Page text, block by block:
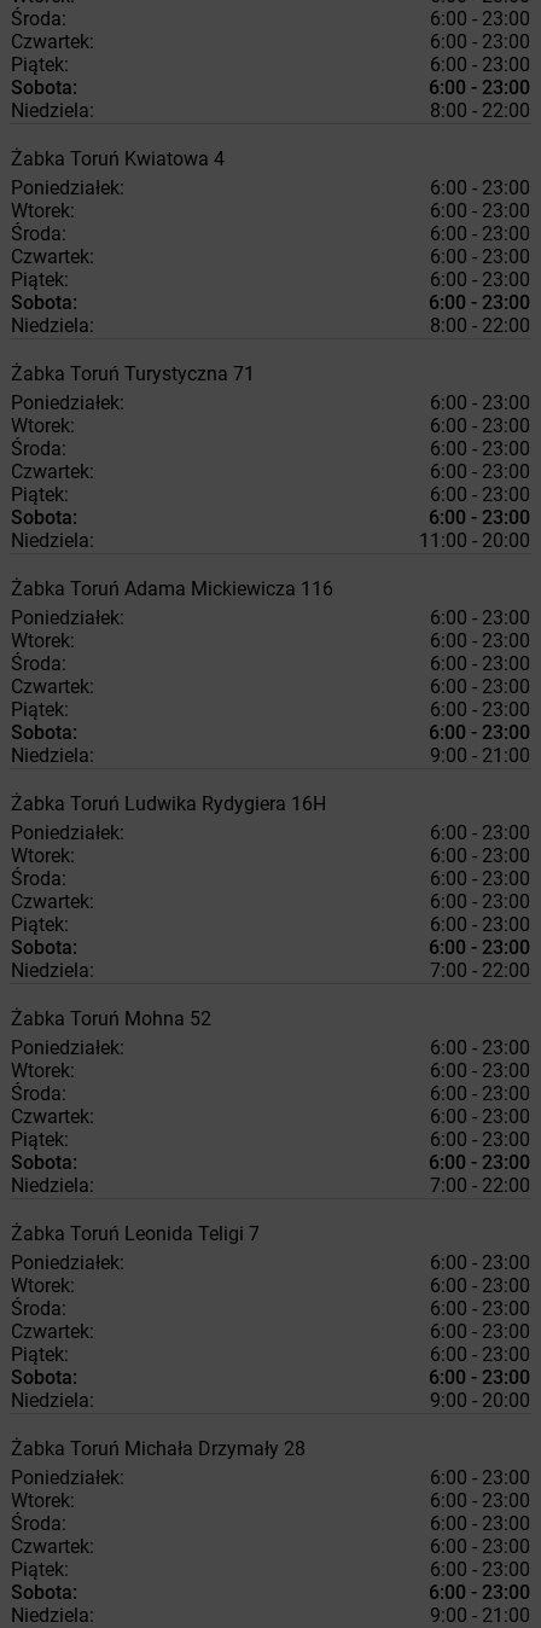
Środa:
6:00 - 23:00
Czwartek:
6:00 - 23:00
Piątek:
6:00 - 23:00
Sobota:
6:00 - 23:00
Niedziela:
8:00 - 22:00
Żabka Toruń Kwiatowa 4
Poniedziałek:
6:00 - 23:00
Wtorek:
6:00 - 23:00
Środa:
6:00 - 23:00
Czwartek:
6:00 - 23:00
Piątek:
6:00 - 23:00
Sobota:
6:00 - 23:00
Niedziela:
8:00 - 22:00
Żabka Toruń Turystyczna 71
Poniedziałek:
6:00 - 23:00
Wtorek:
6:00 - 23:00
Środa:
6:00 - 23:00
Czwartek:
6:00 - 23:00
Piątek:
6:00 - 23:00
Sobota:
6:00 - 23:00
Niedziela:
11:00 - 20:00
Żabka Toruń Adama Mickiewicza 116
Poniedziałek:
6:00 - 23:00
Wtorek:
6:00 - 23:00
Środa:
6:00 - 23:00
Czwartek:
6:00 - 23:00
Piątek:
6:00 - 23:00
Sobota:
6:00 - 23:00
Niedziela:
9:00 - 21:00
Żabka Toruń Ludwika Rydygiera 16H
Poniedziałek:
6:00 - 23:00
Wtorek:
6:00 - 23:00
Środa:
6:00 - 23:00
Czwartek:
6:00 - 23:00
Piątek:
6:00 - 23:00
Sobota:
6:00 - 23:00
Niedziela:
7:00 - 22:00
Żabka Toruń Mohna 52
Poniedziałek:
6:00 - 23:00
Wtorek:
6:00 - 23:00
Środa:
6:00 - 23:00
Czwartek:
6:00 - 23:00
Piątek:
6:00 - 23:00
Sobota:
6:00 - 23:00
Niedziela:
7:00 - 22:00
Żabka Toruń Leonida Teligi 7
Poniedziałek:
6:00 - 23:00
Wtorek:
6:00 - 23:00
Środa:
6:00 - 23:00
Czwartek:
6:00 - 23:00
Piątek:
6:00 - 23:00
Sobota:
6:00 - 23:00
Niedziela:
9:00 - 20:00
Żabka Toruń Michała Drzymały 28
Poniedziałek:
6:00 - 23:00
Wtorek:
6:00 - 23:00
Środa:
6:00 - 23:00
Czwartek:
6:00 - 23:00
Piątek:
6:00 - 23:00
Sobota:
6:00 - 23:00
Niedziela:
9:00 - 21:00